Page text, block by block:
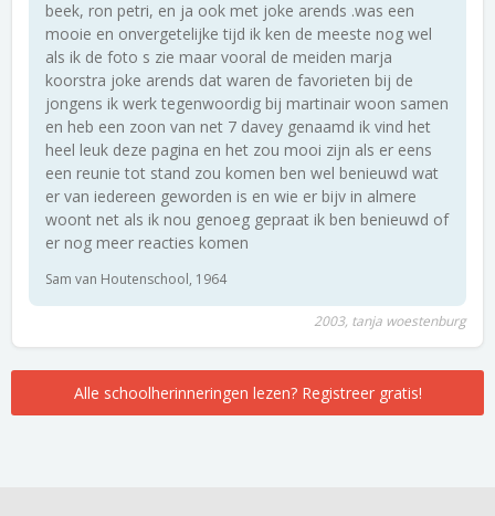
beek, ron petri, en ja ook met joke arends .was een
mooie en onvergetelijke tijd ik ken de meeste nog wel
als ik de foto s zie maar vooral de meiden marja
koorstra joke arends dat waren de favorieten bij de
jongens ik werk tegenwoordig bij martinair woon samen
en heb een zoon van net 7 davey genaamd ik vind het
heel leuk deze pagina en het zou mooi zijn als er eens
een reunie tot stand zou komen ben wel benieuwd wat
er van iedereen geworden is en wie er bijv in almere
woont net als ik nou genoeg gepraat ik ben benieuwd of
er nog meer reacties komen
Sam van Houtenschool, 1964
2003, tanja woestenburg
Alle schoolherinneringen lezen? Registreer gratis!